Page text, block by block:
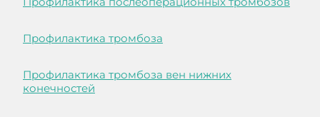
Профилактика тромбоза
Профилактика тромбоза вен нижних
конечностей